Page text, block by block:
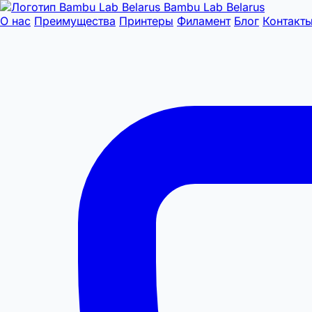
Bambu Lab Belarus
О нас Преимущества Принтеры Филамент Блог